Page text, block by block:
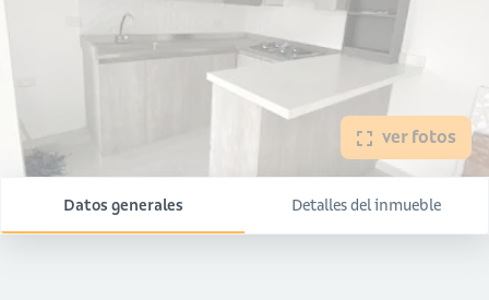
ver fotos
Datos generales Detalles del inmueble